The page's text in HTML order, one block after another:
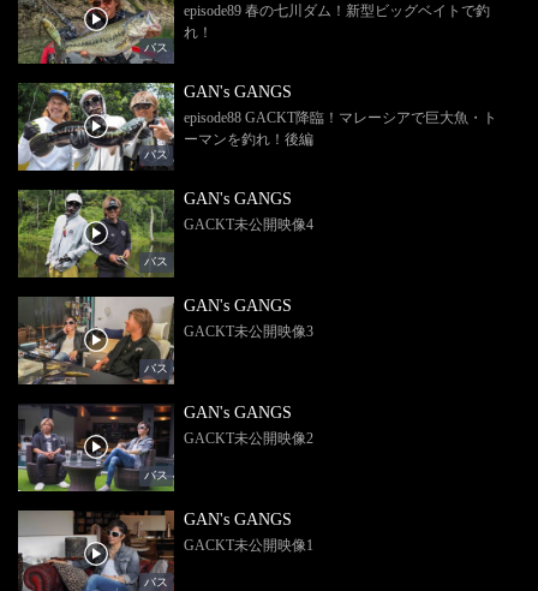
バス
episode89 春の七川ダム！新型ビッグベイトで釣
れ！
バス
GAN's GANGS
episode88 GACKT降臨！マレーシアで巨大魚・ト
ーマンを釣れ！後編
バス
GAN's GANGS
GACKT未公開映像4
バス
GAN's GANGS
GACKT未公開映像3
バス
GAN's GANGS
GACKT未公開映像2
バス
GAN's GANGS
GACKT未公開映像1